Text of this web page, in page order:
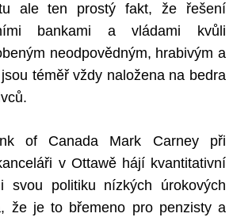
ale ten prostý fakt, že řešení
bankami a vládami kvůli
neodpovědným, hrabivým a
téměř vždy naložena na bedra
of Canada Mark Carney při
v Ottawě hájí kvantitativní
svou politiku nízkých úrokových
že je to břemeno pro penzisty a